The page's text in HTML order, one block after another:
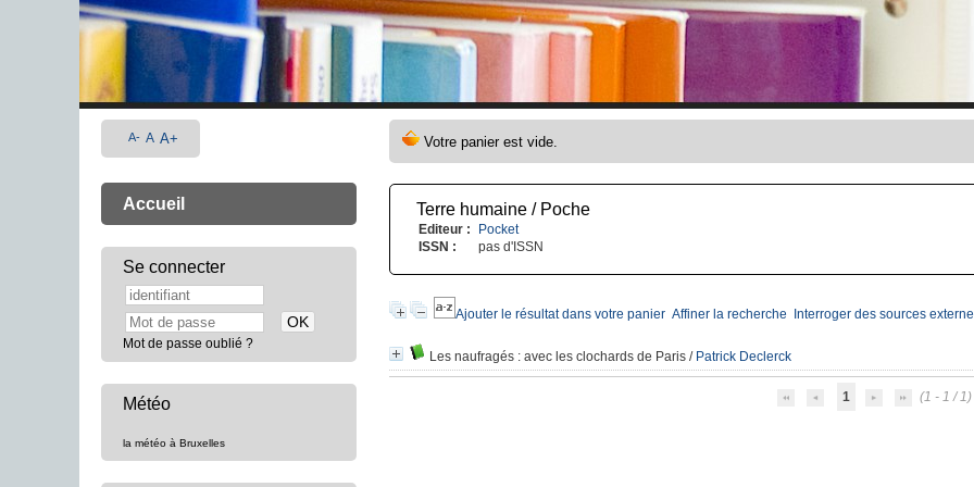
Terre humaine / Poche
Editeur :
Pocket
ISSN :
pas d'ISSN
Ajouter le résultat dans votre panier Affiner la recherche Interroger des sources
Les naufragés: avec les clochards de Paris/ Patrick Declerck
1 (1 - 1 / 1)
A- A A+
Accueil
Se connecter
Mot de passe oublié ?
Météo
la météo à Bruxelles